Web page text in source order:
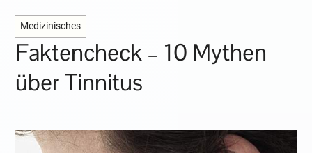
Medizinisches
Faktencheck – 10 Mythen
über Tinnitus